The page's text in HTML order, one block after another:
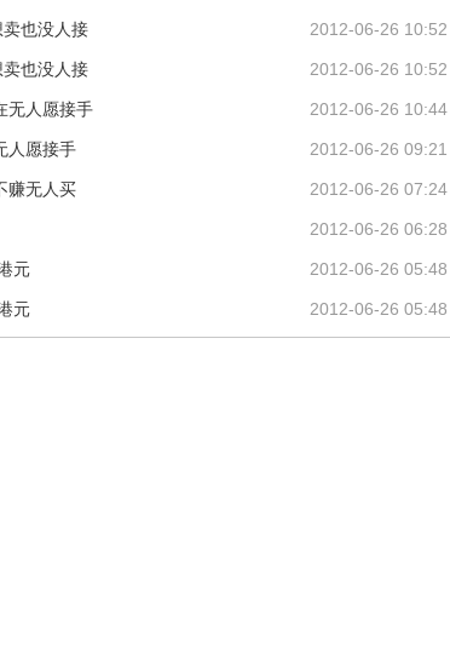
2012-06-26 10:52
也没人接
2012-06-26 10:52
也没人接
2012-06-26 10:44
无人愿接手
2012-06-26 09:21
人愿接手
2012-06-26 07:24
赚无人买
2012-06-26 06:28
2012-06-26 05:48
元
2012-06-26 05:48
元